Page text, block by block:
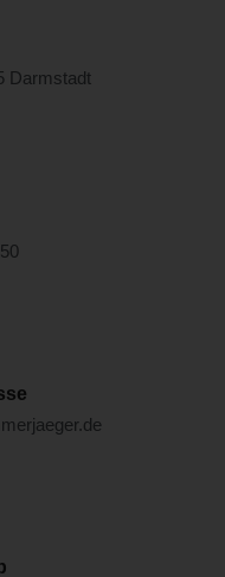
Darmstadt